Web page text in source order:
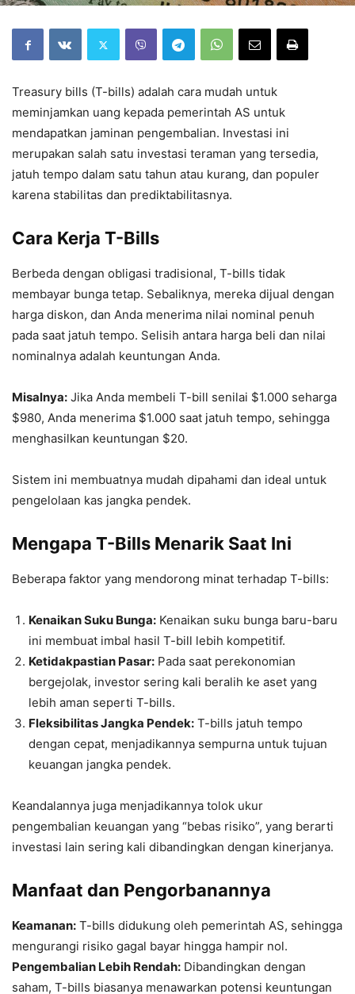
Treasury bills (T-bills) adalah cara mudah untuk
meminjamkan uang kepada pemerintah AS untuk
mendapatkan jaminan pengembalian. Investasi ini
merupakan salah satu investasi teraman yang tersedia,
jatuh tempo dalam satu tahun atau kurang, dan populer
karena stabilitas dan prediktabilitasnya.
Cara Kerja T-Bills
Berbeda dengan obligasi tradisional, T-bills tidak
membayar bunga tetap. Sebaliknya, mereka dijual dengan
harga diskon, dan Anda menerima nilai nominal penuh
pada saat jatuh tempo. Selisih antara harga beli dan nilai
nominalnya adalah keuntungan Anda.
Misalnya: Jika Anda membeli T-bill senilai $1.000 seharga
$980, Anda menerima $1.000 saat jatuh tempo, sehingga
menghasilkan keuntungan $20.
Sistem ini membuatnya mudah dipahami dan ideal untuk
pengelolaan kas jangka pendek.
Mengapa T-Bills Menarik Saat Ini
Beberapa faktor yang mendorong minat terhadap T-bills:
Kenaikan Suku Bunga: Kenaikan suku bunga baru-baru
ini membuat imbal hasil T-bill lebih kompetitif.
Ketidakpastian Pasar: Pada saat perekonomian
bergejolak, investor sering kali beralih ke aset yang
lebih aman seperti T-bills.
Fleksibilitas Jangka Pendek: T-bills jatuh tempo
dengan cepat, menjadikannya sempurna untuk tujuan
keuangan jangka pendek.
Keandalannya juga menjadikannya tolok ukur
pengembalian keuangan yang “bebas risiko”, yang berarti
investasi lain sering kali dibandingkan dengan kinerjanya.
Manfaat dan Pengorbanannya
Keamanan: T-bills didukung oleh pemerintah AS, sehingga
mengurangi risiko gagal bayar hingga hampir nol.
Pengembalian Lebih Rendah: Dibandingkan dengan
saham, T-bills biasanya menawarkan potensi keuntungan